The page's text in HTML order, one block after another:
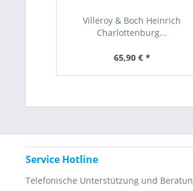
Villeroy & Boch Heinrich
Charlottenburg...
65,90 € *
Service Hotline
Telefonische Unterstützung und